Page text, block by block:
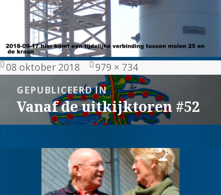
Geplaatst
08 oktober 2018
Volledige
grootte
979 × 734
navigatieGEPUBLICEERD IN
Vanaf de uitkijktoren #52